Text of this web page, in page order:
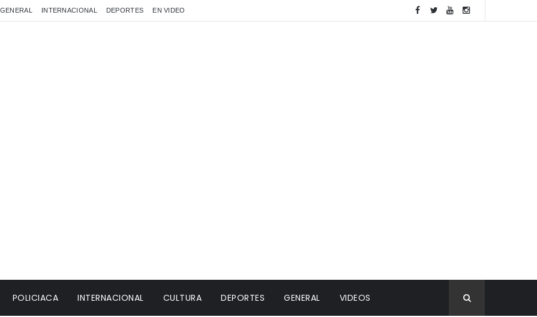
GENERAL INTERNACIONAL DEPORTES EN VIDEO
POLICIACA INTERNACIONAL CULTURA DEPORTES GENERAL VIDEOS